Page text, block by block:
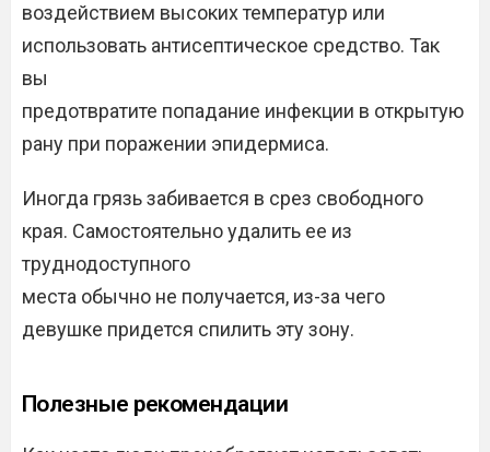
воздействием высоких температур или
использовать антисептическое средство. Так
вы
предотвратите попадание инфекции в открытую
рану при поражении эпидермиса.
Иногда грязь забивается в срез свободного
края. Самостоятельно удалить ее из
труднодоступного
места обычно не получается, из-за чего
девушке придется спилить эту зону.
Полезные рекомендации